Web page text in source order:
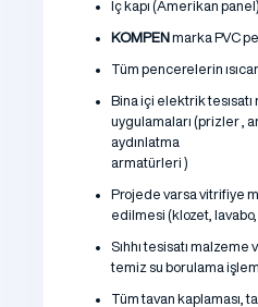
İç kapı (Amerikan panel)
KOMPENmarka PVC
Tüm pencerelerin
Bina içi elektrik tesısatı
uygulamaları (prizler ,
aydınlatma
armatürleri )
Projede varsa vitrifiye
edilmesi (klozet,
Sıhhı tesisatı malzeme
temiz su borulama
Tüm tavan kaplaması,